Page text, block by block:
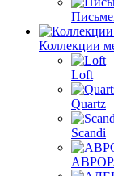
Коллекции
Loft
Quartz
Scandi